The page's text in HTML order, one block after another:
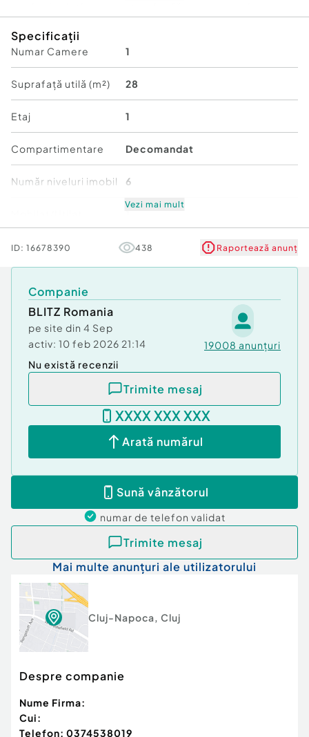
la transportul public și punctele de interes ale
orașului. Aproape de supermarketuri, farmacii,
restaurante și zone universitare. Acces facil către
centrul orașului.
Cod ofertă / ID BLITZ: P158127
Id intern: P158127
Confort: 1
Bloc de apartamente
Specificații
Numar Camere 1
Suprafață utilă (m²) 28
Etaj 1
Compartimentare Decomandat
Număr niveluri imobil 6
Stare Bună
Vezi mai mult
ID: 16678390 438 Raportează anunț
Companie
BLITZ Romania
pe site din 4 Sep
activ: 10 feb 2026 21:14 19008 anunțuri
Nu există recenzii
Trimite mesaj
XXXX XXX XXX
Arată numărul
Sună vânzătorul
numar de telefon validat
Trimite mesaj
Mai multe anunțuri ale utilizatorului
Cluj-Napoca, Cluj
Despre companie
Nume Firma:
Cui:
Telefon: 0374538019